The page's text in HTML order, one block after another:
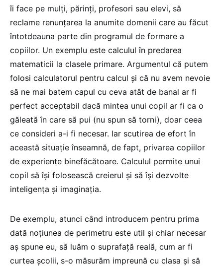
îi face pe mulţi, părinţi, profesori sau elevi, să
reclame renunţarea la anumite domenii care au făcut
întotdeauna parte din programul de formare a
copiilor. Un exemplu este calculul în predarea
matematicii la clasele primare. Argumentul că putem
folosi calculatorul pentru calcul şi că nu avem nevoie
să ne mai batem capul cu ceva atât de banal ar fi
perfect acceptabil dacă mintea unui copil ar fi ca o
găleată în care să pui (nu spun să torni), doar ceea
ce consideri a-i fi necesar. Iar scutirea de efort în
această situaţie înseamnă, de fapt, privarea copiilor
de experiente binefăcătoare. Calculul permite unui
copil să îşi folosească creierul şi să îşi dezvolte
inteligenţa şi imaginaţia.
De exemplu, atunci când introducem pentru prima
dată noţiunea de perimetru este util şi chiar necesar
aş spune eu, să luăm o suprafaţă reală, cum ar fi
curtea şcolii, s-o măsurăm impreună cu clasa şi să